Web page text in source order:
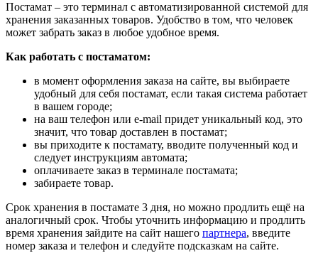
Постамат – это терминал с автоматизированной системой для
хранения заказанных товаров. Удобство в том, что человек
может забрать заказ в любое удобное время.
Как работать с постаматом:
в момент оформления заказа на сайте, вы выбираете
удобный для себя постамат, если такая система работает
в вашем городе;
на ваш телефон или e-mail придет уникальный код, это
значит, что товар доставлен в постамат;
вы приходите к постамату, вводите полученный код и
следует инструкциям автомата;
оплачиваете заказ в терминале постамата;
забираете товар.
Срок хранения в постамате 3 дня, но можно продлить ещё на
аналогичный срок. Чтобы уточнить информацию и продлить
время хранения зайдите на сайт нашего партнера, введите
номер заказа и телефон и следуйте подсказкам на сайте.